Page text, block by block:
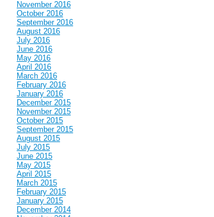
November 2016
October 2016
September 2016
August 2016
July 2016
June 2016
May 2016
April 2016
March 2016
February 2016
January 2016
December 2015
November 2015
October 2015
September 2015
August 2015
July 2015
June 2015
May 2015
April 2015
March 2015
February 2015
January 2015
December 2014